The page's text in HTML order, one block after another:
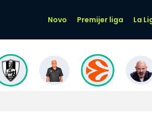
Novo Premijer liga La